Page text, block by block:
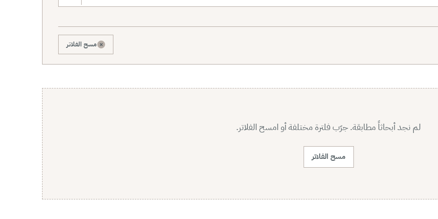
× مسح الفلاتر
لم نجد أبحاثاً مطابقة. جرّب فلترة مختلفة أو امسح الفلاتر.
مسح الفلاتر